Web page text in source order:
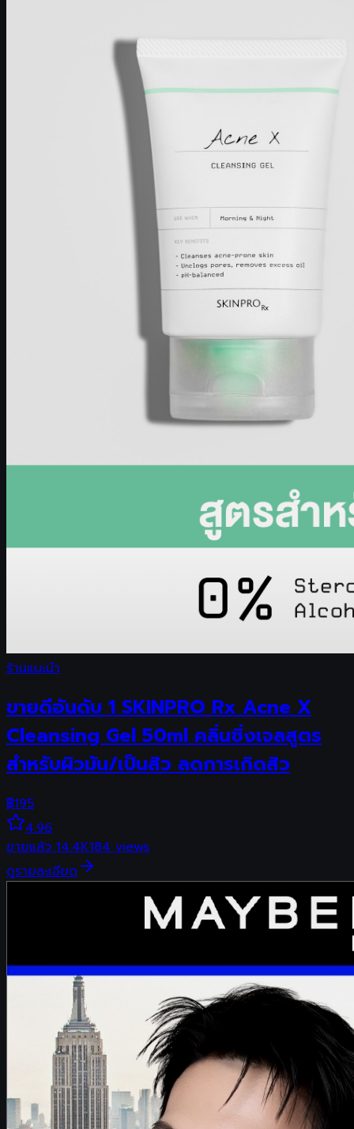
ร้านแนะนำ
ขายดีอันดับ 1 SKINPRO Rx Acne X
Cleansing Gel 50ml คลิ่นซิ่งเจลสูตร
สำหรับผิวมัน/เป็นสิว ลดการเกิดสิว
฿195
4.96
ขายแล้ว14.4K184views
ดูรายละเอียด